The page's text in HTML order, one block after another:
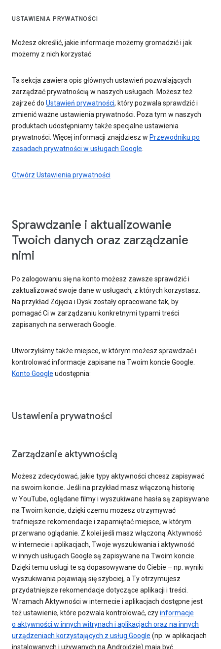
USTAWIENIA PRYWATNOŚCI
Możesz określić, jakie informacje możemy gromadzić i jak
możemy z nich korzystać
Ta sekcja zawiera opis głównych ustawień pozwalających
zarządzać prywatnością w naszych usługach. Możesz też
zajrzeć do Ustawień prywatności, który pozwala sprawdzić i
zmienić ważne ustawienia prywatności. Poza tym w naszych
produktach udostępniamy także specjalne ustawienia
prywatności. Więcej informacji znajdziesz w Przewodniku po
zasadach prywatności w usługach Google
Otwórz Ustawienia prywatności
Sprawdzanie i aktualizowanie
Twoich danych oraz zarządzanie
nimi
Po zalogowaniu się na konto możesz zawsze sprawdzić i
zaktualizować swoje dane w usługach, z których korzystasz.
Na przykład Zdjęcia i Dysk zostały opracowane tak, by
pomagać Ci w zarządzaniu konkretnymi typami treści
zapisanych na serwerach Google.
Utworzyliśmy także miejsce, w którym możesz sprawdzać i
kontrolować informacje zapisane na Twoim koncie Google.
Konto Google udostępnia:
Ustawienia prywatności
Zarządzanie aktywnością
Możesz zdecydować, jakie typy aktywności chcesz zapisywać
na swoim koncie. Jeśli na przykład masz włączoną historię
w YouTube, oglądane filmy i wyszukiwane hasła są zapisywane
na Twoim koncie, dzięki czemu możesz otrzymywać
trafniejsze rekomendacje i zapamiętać miejsce, w którym
przerwano oglądanie. Z kolei jeśli masz włączoną Aktywność
w internecie i aplikacjach, Twoje wyszukiwania i aktywność
w innych usługach Google są zapisywane na Twoim koncie.
Dzięki temu usługi te są dopasowywane do Ciebie – np. wyniki
wyszukiwania pojawiają się szybciej, a Ty otrzymujesz
przydatniejsze rekomendacje dotyczące aplikacji i treści.
W ramach Aktywności w internecie i aplikacjach dostępne jest
też ustawienie, które pozwala kontrolować, czyinformacje
o aktywności w innych witrynach i aplikacjach oraz na innych
urządzeniach korzystających z usług Google (np. w aplikacjach
instalowanych i używanych na Androidzie) mają być